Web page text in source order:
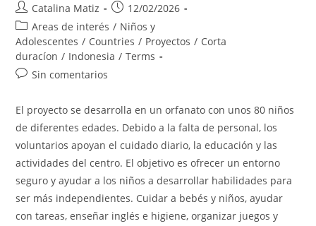
Autor
de
la
entrada:
Catalina Matiz
Publicación
de
la
entrada:
12/02/2026
Categoría
de
la
entrada:
Areas de interés / Niños y
Adolescentes / Countries / Proyectos / Corta
duracíon / Indonesia / Terms
Comentarios
la
entrada:
Sin comentarios
El proyecto se desarrolla en un orfanato con unos 80 niños
de diferentes edades. Debido a la falta de personal, los
voluntarios apoyan el cuidado diario, la educación y las
actividades del centro. El objetivo es ofrecer un entorno
seguro y ayudar a los niños a desarrollar habilidades para
ser más independientes. Cuidar a bebés y niños, ayudar
con tareas, enseñar inglés e higiene, organizar juegos y